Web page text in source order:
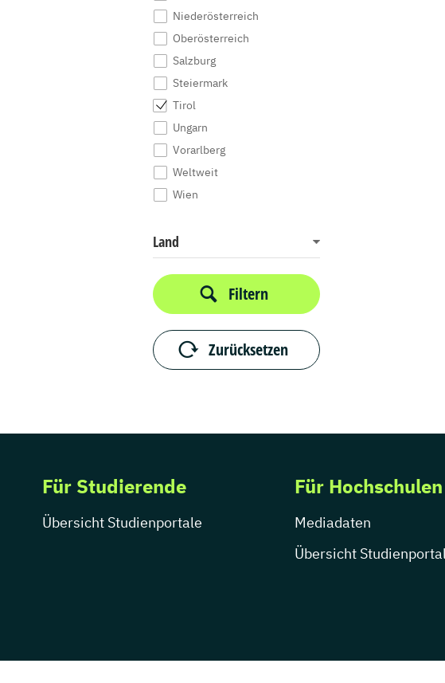
Niederösterreich
Oberösterreich
Salzburg
Steiermark
Tirol
Ungarn
Vorarlberg
Weltweit
Wien
Land
Filtern
Zurücksetzen
Für Studierende
Übersicht Studienportale
Für Hochschulen
Mediadaten
Übersicht